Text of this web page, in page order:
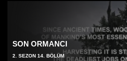
SON ORMANCI
2. SEZON 14. BÖLÜM